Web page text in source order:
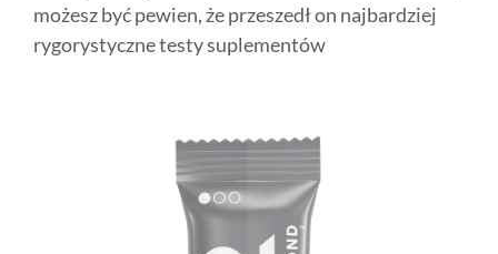
możesz być pewien, że przeszedł on najbardziej
rygorystyczne testy suplementów